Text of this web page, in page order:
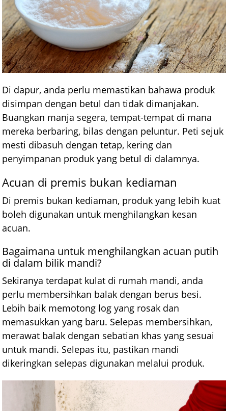
Di dapur, anda perlu memastikan bahawa produk
disimpan dengan betul dan tidak dimanjakan.
Buangkan manja segera, tempat-tempat di mana
mereka berbaring, bilas dengan peluntur. Peti sejuk
mesti dibasuh dengan tetap, kering dan
penyimpanan produk yang betul di dalamnya.
Acuan di premis bukan kediaman
Di premis bukan kediaman, produk yang lebih kuat
boleh digunakan untuk menghilangkan kesan
acuan.
Bagaimana untuk menghilangkan acuan putih
di dalam bilik mandi?
Sekiranya terdapat kulat di rumah mandi, anda
perlu membersihkan balak dengan berus besi.
Lebih baik memotong log yang rosak dan
memasukkan yang baru. Selepas membersihkan,
merawat balak dengan sebatian khas yang sesuai
untuk mandi. Selepas itu, pastikan mandi
dikeringkan selepas digunakan melalui produk.